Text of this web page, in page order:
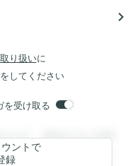
navigate_next
り扱いに
してください
を受け取る
ます。登録すると回答
と回答を閲覧すること
ントで
録